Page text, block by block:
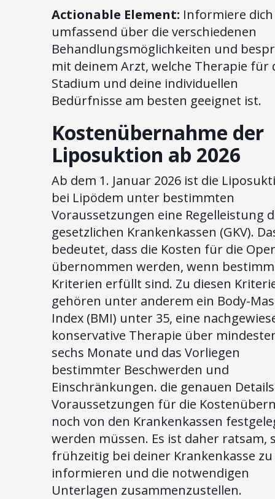
Actionable Element: Informiere dich
umfassend über die verschiedenen
Behandlungsmöglichkeiten und
mit deinem Arzt, welche Therapie für
Stadium und deine individuellen
Bedürfnisse am besten geeignet ist.
Kostenübernahme der
Liposuktion ab 2026
Ab dem 1. Januar 2026 ist die
bei Lipödem unter bestimmten
Voraussetzungen eine Regelleistung
gesetzlichen Krankenkassen (GKV).
bedeutet, dass die Kosten für die
übernommen werden, wenn
Kriterien erfüllt sind. Zu diesen
gehören unter anderem ein Body-
Index (BMI) unter 35, eine
konservative Therapie über
sechs Monate und das Vorliegen
bestimmter Beschwerden und
Einschränkungen. die genauen
Voraussetzungen für die
noch von den Krankenkassen
werden müssen. Es ist daher ratsam,
frühzeitig bei deiner Krankenkasse zu
informieren und die notwendigen
Unterlagen zusammenzustellen.